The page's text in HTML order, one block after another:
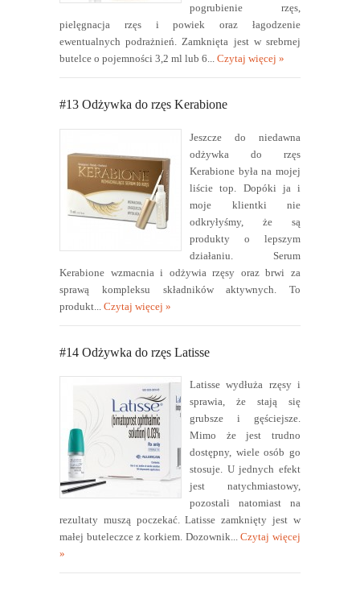
pogrubienie rzęs,
pielęgnacja rzęs i powiek oraz łagodzenie
ewentualnych podrażnień. Zamknięta jest w srebrnej
butelce o pojemności 3,2 ml lub 6... Czytaj więcej »
#13 Odżywka do rzęs Kerabione
Jeszcze do niedawna
odżywka do rzęs
Kerabione była na mojej
liście top. Dopóki ja i
moje klientki nie
odkryłyśmy, że są
produkty o lepszym
działaniu. Serum
Kerabione wzmacnia i odżywia rzęsy oraz brwi za
sprawą kompleksu składników aktywnych. To
produkt...
Czytaj więcej »
#14 Odżywka do rzęs Latisse
Latisse wydłuża rzęsy i
sprawia, że stają się
grubsze i gęściejsze.
Mimo że jest trudno
dostępny, wiele osób go
stosuje. U jednych efekt
jest natychmiastowy,
pozostali natomiast na
rezultaty muszą poczekać. Latisse zamknięty jest w
małej buteleczce z korkiem. Dozownik...
Czytaj więcej
»